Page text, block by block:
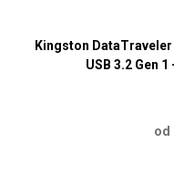
Kingston
USB 3.2 Gen
od